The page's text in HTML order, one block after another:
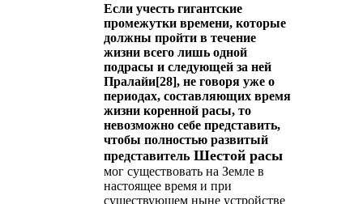
Если учесть гигантские
промежутки времени, которые
должны пройти в течение
жизни всего лишь одной
подрасы и следующей за ней
Пралайи[28], не говоря уже о
периодах, составляющих время
жизни коренной расы, то
невозможно себе представить,
чтобы полностью развитый
представитель Шестой расы
мог существовать на Земле в
настоящее время и при
существующем ныне устройстве